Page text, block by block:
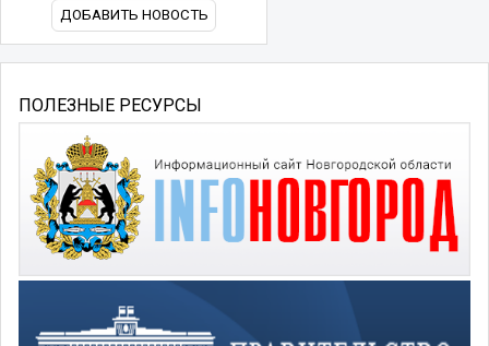
ДОБАВИТЬ НОВОСТЬ
ПОЛЕЗНЫЕ РЕСУРСЫ